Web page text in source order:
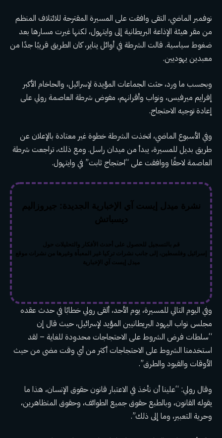
نوفمبر الماضي، التقى وافقت على المسيرة المقترحة للائتلاف المنظم
من مقر هيئة الإذاعة البريطانية إلى وايتهول، لكنها غيرت مسارها بعد
ضغوط سياسية. قالت الشرطة في أوائل يناير، كان الطريق قريبًا جدًا من
معبدين يهوديين.
وبحسب ما ورد، حثت الجماعات المؤيدة لإسرائيل، والحاخام الأكبر
إفرايم ميرفيس، ونواب وأقرانهم، مفوض شرطة العاصمة رولي على
إعادة توجيه الاحتجاج.
وفي الأسبوع الماضي، اتخذت الشرطة خطوة غير معتادة بالإعلان عن
طريق بديل للمسيرة، يبدأ من ميدان راسل. ومع ذلك، تراجعت شرطة
العاصمة لاحقًا ووافقت على “احتجاج ثابت” في وايتهول.
نشرة ميدل إيست آي الإخبارية الجديدة: جيروزاليم
ديسباتش
قم بالتسجيل للحصول على أحدث الأفكار والتحليلات حول
إسرائيل وفلسطين، إلى جانب نشرات تركيا غير المعبأة وغيرها من نشرات موقع
ميدل إيست آي الإخبارية
وفي اليوم التالي للمسيرة، يوم الأحد، ألقى رولي خطابًا في حدث عقده
مجلس نواب اليهود البريطانيين المؤيد لإسرائيل، حيث قال إن
“سلطات فرض الشروط على الاحتجاجات محدودة للغاية – لقد
استخدمنا الشروط على الاحتجاجات أكثر من أي وقت مضى من حيث
الأوقات والقيود والطرق”.
وقال رولي: “علينا أن نأخذ في الاعتبار قانون حقوق الإنسان، هذا ما
يقوله القانون، وبالطبع حقوق جميع الطوائف، وحقوق المتظاهرين،
وحرية التعبير، وما إلى ذلك”.